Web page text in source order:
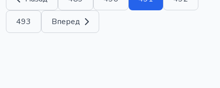
493 Вперед